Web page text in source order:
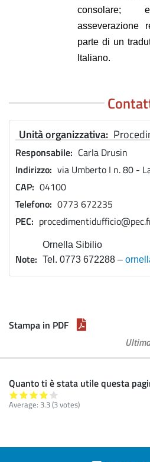
consolare;
asseverazione
parte di un
Italiano.
Unità organizzativa
Responsabile Carla Drusin
Indirizzo via Umberto I n. 80 -
CAP 04100
Telefono 0773 672235
PEC
Note
Ornella Sibilio
Tel. 0773 672288 –
Stampa in PDF
Quanto ti è stata utile questa
Average: 3.3(3votes)